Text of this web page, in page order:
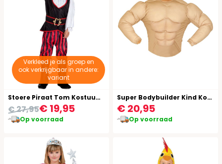
Verkleed je als groep en
ook verkrijgbaar in andere:
variant
Stoere Piraat Tom Kostuum Kind
€ 19,95
€ 27,95
Op voorraad
Super Bodybuilder Kind Kostuum
€ 20,95
Op voorraad